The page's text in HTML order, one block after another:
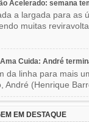
Acelerado: semana
a largada para as
muitas
Cuida: André
da linha para mais
André (Henrique
EM DESTAQUE